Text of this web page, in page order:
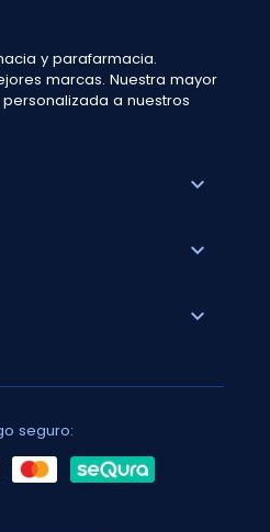
y parafarmacia.
marcas. Nuestra mayor
a nuestros
expand_more
expand_more
expand_more
seguro: